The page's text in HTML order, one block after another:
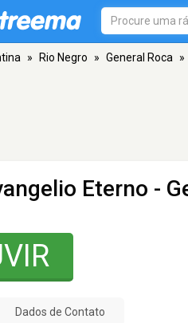
» Rio Negro » General Roca »
Eterno -
Dados de Contato